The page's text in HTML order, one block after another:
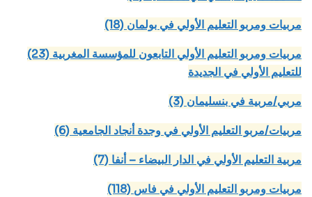
(18) مربيات ومربو التعليم الأولي في بولمان
(23) مربيات ومربو التعليم الأولي التابعون للمؤسسة المغربية
للتعليم الأولي في الجديدة
(3) مربي/مربية في بنسليمان
(6) مربيات/مربو التعليم الأولي في وجدة أنجاد الجامعية
(7) مربية التعليم الأولي في الدار البيضاء – أنفا
(118) مربيات ومربو التعليم الأولي في فاس